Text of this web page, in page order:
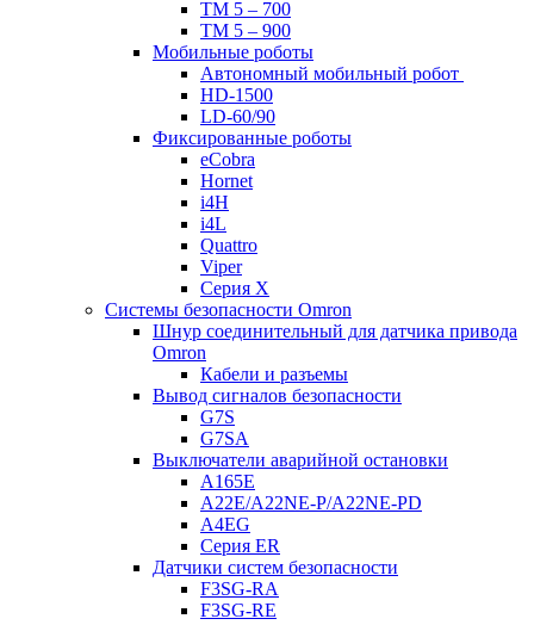
TM 5 – 700
TM 5 – 900
Мобильные роботы
Автономный мобильный робот
HD-1500
LD-60/90
Фиксированные роботы
eCobra
Hornet
i4H
i4L
Quattro
Viper
Серия X
Системы безопасности Omron
Шнур соединительный для датчика привода
Omron
Кабели и разъемы
Вывод сигналов безопасности
G7S
G7SA
Выключатели аварийной остановки
A165E
A22E/A22NE-P/A22NE-PD
A4EG
Серия ER
Датчики систем безопасности
F3SG-RA
F3SG-RE